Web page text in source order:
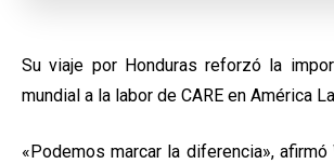
Su viaje por Honduras reforzó la
mundial a la labor de CARE en América
«Podemos marcar la diferencia»,